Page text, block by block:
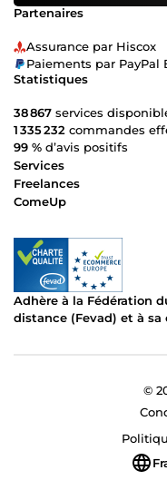
Partenaires
Assurance par Hiscox
Paiements par PayPal
Statistiques
38 867 services
1 335 232 commandes
99 % d’avis positifs
Services
Freelances
ComeUp
Adhère à la Fédération
distance (Fevad) et à
©